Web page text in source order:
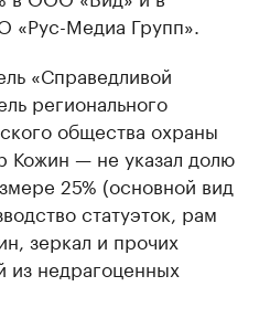
Медиа Групп».
«Справедливой
регионального
общества охраны
Кожин — не указал долю
25% (основной вид
статуэток, рам
зеркал и прочих
из недрагоценных